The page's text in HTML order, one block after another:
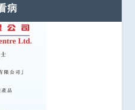
病